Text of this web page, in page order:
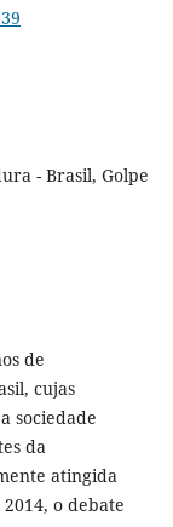
- Brasil, Golpe
de
cujas
sociedade
da
atingida
o debate